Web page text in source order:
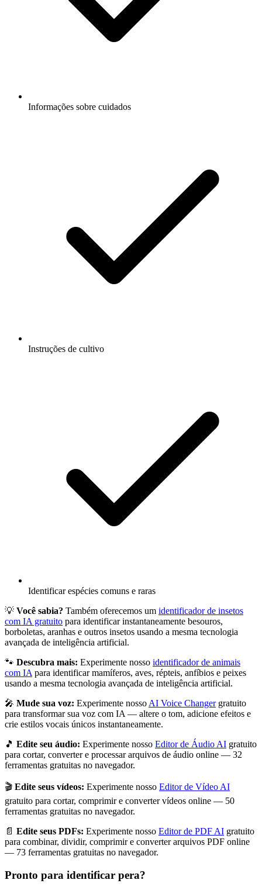
Informações sobre cuidados
Instruções de cultivo
Identificar espécies comuns e raras
💡 Você sabia? Também oferecemos um identificador de insetos
com IA gratuito para identificar instantaneamente besouros,
borboletas, aranhas e outros insetos usando a mesma tecnologia
avançada de inteligência artificial.
🐾 Descubra mais: Experimente nosso identificador de animais
com IA para identificar mamíferos, aves, répteis, anfíbios e peixes
usando a mesma tecnologia avançada de inteligência artificial.
🎤 Mude sua voz: Experimente nosso AI Voice Changer gratuito
para transformar sua voz com IA — altere o tom, adicione efeitos e
crie estilos vocais únicos instantaneamente.
🎵 Edite seu áudio: Experimente nosso Editor de Áudio AI gratuito
para cortar, converter e processar arquivos de áudio online — 32
ferramentas gratuitas no navegador.
🎬 Edite seus vídeos: Experimente nosso Editor de Vídeo AI
gratuito para cortar, comprimir e converter vídeos online — 50
ferramentas gratuitas no navegador.
📄 Edite seus PDFs: Experimente nosso Editor de PDF AI gratuito
para combinar, dividir, comprimir e converter arquivos PDF online
— 73 ferramentas gratuitas no navegador.
Pronto para identificar pera?